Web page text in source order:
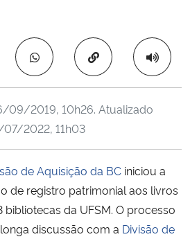
Inovações e Comunicações
Copiar para área
09/2019, 10h26. Atualizado
2022, 11h03
de Aquisição da BC iniciou a
de registro patrimonial aos livros
da UFSM. O processo
discussão com a Divisão de